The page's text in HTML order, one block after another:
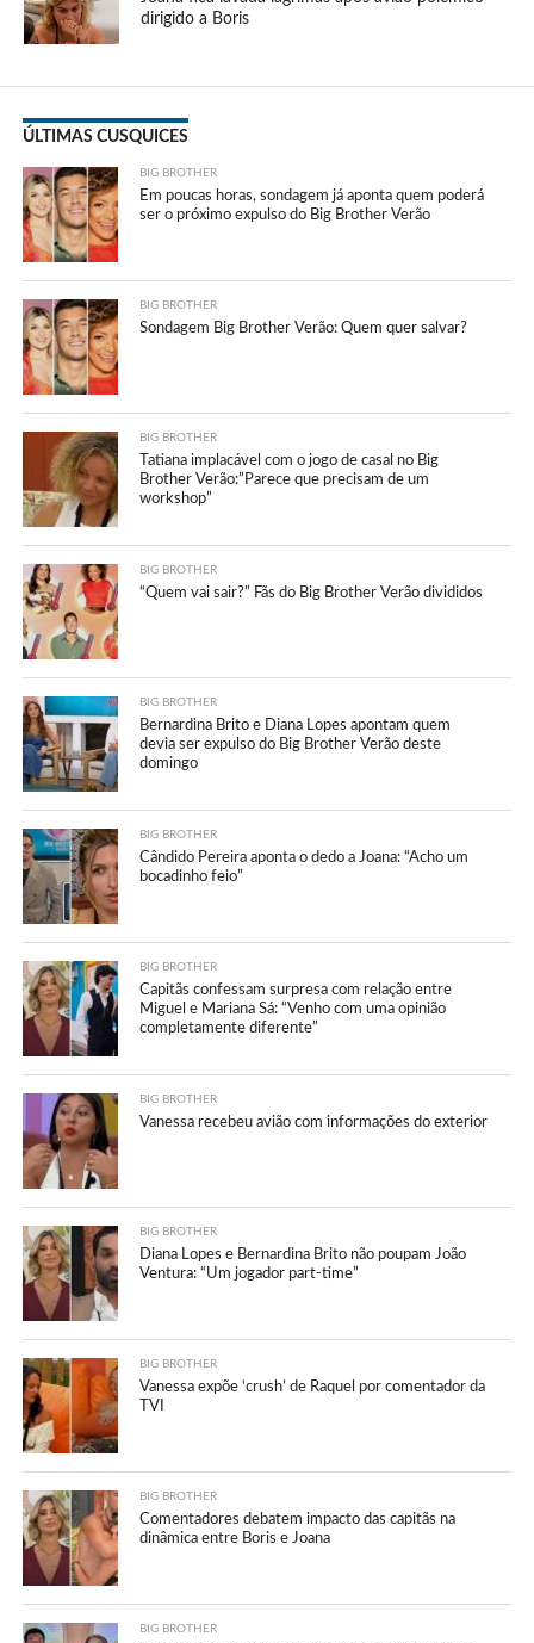
dirigido a Boris
ÚLTIMAS CUSQUICES
BIG BROTHER
Em poucas horas, sondagem já aponta quem poderá
ser o próximo expulso do Big Brother Verão
BIG BROTHER
Sondagem Big Brother Verão: Quem quer salvar?
BIG BROTHER
Tatiana implacável com o jogo de casal no Big
Brother Verão:”Parece que precisam de um
workshop”
BIG BROTHER
“Quem vai sair?” Fãs do Big Brother Verão divididos
BIG BROTHER
Bernardina Brito e Diana Lopes apontam quem
devia ser expulso do Big Brother Verão deste
domingo
BIG BROTHER
Cândido Pereira aponta o dedo a Joana: “Acho um
bocadinho feio”
BIG BROTHER
Capitãs confessam surpresa com relação entre
Miguel e Mariana Sá: “Venho com uma opinião
completamente diferente”
BIG BROTHER
Vanessa recebeu avião com informações do exterior
BIG BROTHER
Diana Lopes e Bernardina Brito não poupam João
Ventura: “Um jogador part-time”
BIG BROTHER
Vanessa expõe ‘crush’ de Raquel por comentador da
TVI
BIG BROTHER
Comentadores debatem impacto das capitãs na
dinâmica entre Boris e Joana
BIG BROTHER